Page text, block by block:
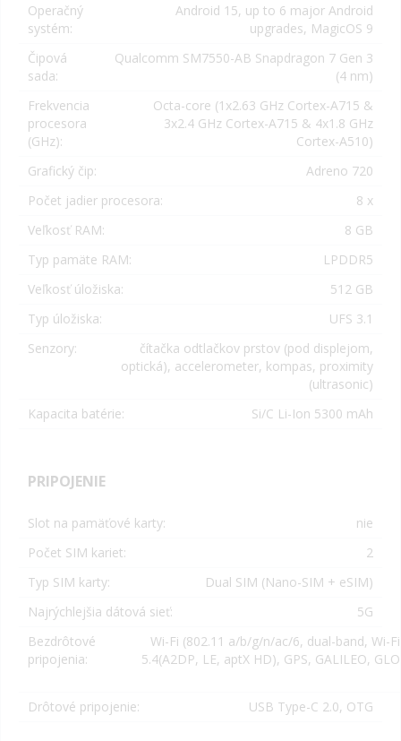
Operačný
systém:
Android 15, up to 6 major Android
upgrades, MagicOS 9
Čipová
sada:
Qualcomm SM7550-AB Snapdragon 7 Gen 3
(4 nm)
Frekvencia
procesora
(GHz):
Octa-core (1x2.63 GHz Cortex-A715 &
3x2.4 GHz Cortex-A715 & 4x1.8 GHz
Cortex-A510)
Grafický čip:
Adreno 720
Počet jadier procesora:
8 x
Veľkosť RAM:
8 GB
Typ pamäte RAM:
LPDDR5
Veľkosť úložiska:
512 GB
Typ úložiska:
UFS 3.1
Senzory:
čítačka odtlačkov prstov (pod displejom,
optická), accelerometer, kompas, proximity
(ultrasonic)
Kapacita batérie:
Si/C Li-Ion 5300 mAh
PRIPOJENIE
Slot na pamäťové karty:
nie
Počet SIM kariet:
2
Typ SIM karty:
Dual SIM (Nano-SIM + eSIM)
Najrýchlejšia dátová sieť:
5G
Bezdrôtové
pripojenia:
Wi-Fi (802.11 a/b/g/n/ac/6, dual-band, Wi-
5.4(A2DP, LE, aptX HD), GPS, GALILEO,
Drôtové pripojenie: USB Type-C 2.0, OTG